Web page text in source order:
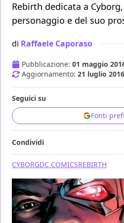
Rebirth dedicata a
personaggio e del suo
di Raffaele Caporaso
Pubblicazione: 01 maggio
Aggiornamento: 21 luglio
Seguici su
Fonti
Condividi
CYBORGDC COMICSREBIRTH